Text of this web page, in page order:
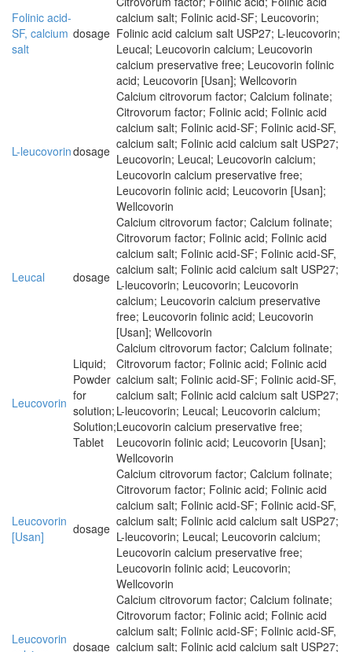
Folinic acid-
SF, calcium
salt
dosage
calcium salt; Folinic acid-SF; Leucovorin;
Folinic acid calcium salt USP27; L-leucovorin;
Leucal; Leucovorin calcium; Leucovorin
calcium preservative free; Leucovorin folinic
acid; Leucovorin [Usan]; Wellcovorin
L-leucovorindosage
Calcium citrovorum factor; Calcium folinate;
Citrovorum factor; Folinic acid; Folinic acid
calcium salt; Folinic acid-SF; Folinic acid-SF,
calcium salt; Folinic acid calcium salt USP27;
Leucovorin; Leucal; Leucovorin calcium;
Leucovorin calcium preservative free;
Leucovorin folinic acid; Leucovorin [Usan];
Wellcovorin
Leucal dosage
Calcium citrovorum factor; Calcium folinate;
Citrovorum factor; Folinic acid; Folinic acid
calcium salt; Folinic acid-SF; Folinic acid-SF,
calcium salt; Folinic acid calcium salt USP27;
L-leucovorin; Leucovorin; Leucovorin
calcium; Leucovorin calcium preservative
free; Leucovorin folinic acid; Leucovorin
[Usan]; Wellcovorin
Leucovorin
Liquid;
Powder
for
solution;
Solution;
Tablet
Calcium citrovorum factor; Calcium folinate;
Citrovorum factor; Folinic acid; Folinic acid
calcium salt; Folinic acid-SF; Folinic acid-SF,
calcium salt; Folinic acid calcium salt USP27;
L-leucovorin; Leucal; Leucovorin calcium;
Leucovorin calcium preservative free;
Leucovorin folinic acid; Leucovorin [Usan];
Wellcovorin
Leucovorin
[Usan]
dosage
Calcium citrovorum factor; Calcium folinate;
Citrovorum factor; Folinic acid; Folinic acid
calcium salt; Folinic acid-SF; Folinic acid-SF,
calcium salt; Folinic acid calcium salt USP27;
L-leucovorin; Leucal; Leucovorin calcium;
Leucovorin calcium preservative free;
Leucovorin folinic acid; Leucovorin;
Wellcovorin
Leucovorin dosage
Calcium citrovorum factor; Calcium folinate;
Citrovorum factor; Folinic acid; Folinic acid
calcium salt; Folinic acid-SF; Folinic acid-SF,
calcium salt; Folinic acid calcium salt USP27;